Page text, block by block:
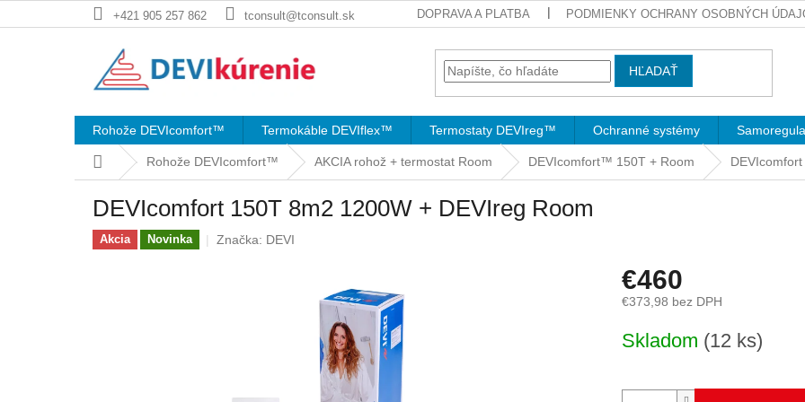
na
+421 905 257 862 tconsult@tconsult.sk DOPRAVA A PLATBA PODMIENKY OCHRANY OSOBNÝCH
HĽADAŤ
Rohože DEVIcomfort™ Termokáble DEVIflex™ Termostaty DEVIreg™ Ochranné systémy
DomovRohože DEVIcomfort™ AKCIA rohož + termostat Room DEVIcomfort™ 150T + Room
DEVIcomfort 150T 8m2 1200W + DEVIreg Room
Akcia Novinka Značka: DEVI
€460
€373,98 bez DPH
cena:
Skladom (12 ks)